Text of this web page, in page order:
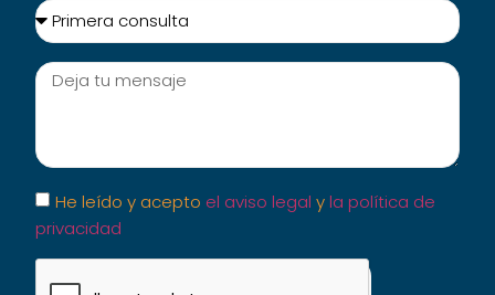
He leído y acepto el aviso legal yla política de
privacidad